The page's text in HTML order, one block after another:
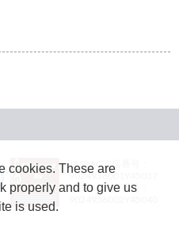
JASRAC許諾番号：
9024936001Y45037
JASRAC許諾番号：
cookies. These are
properly and to give us
is used.